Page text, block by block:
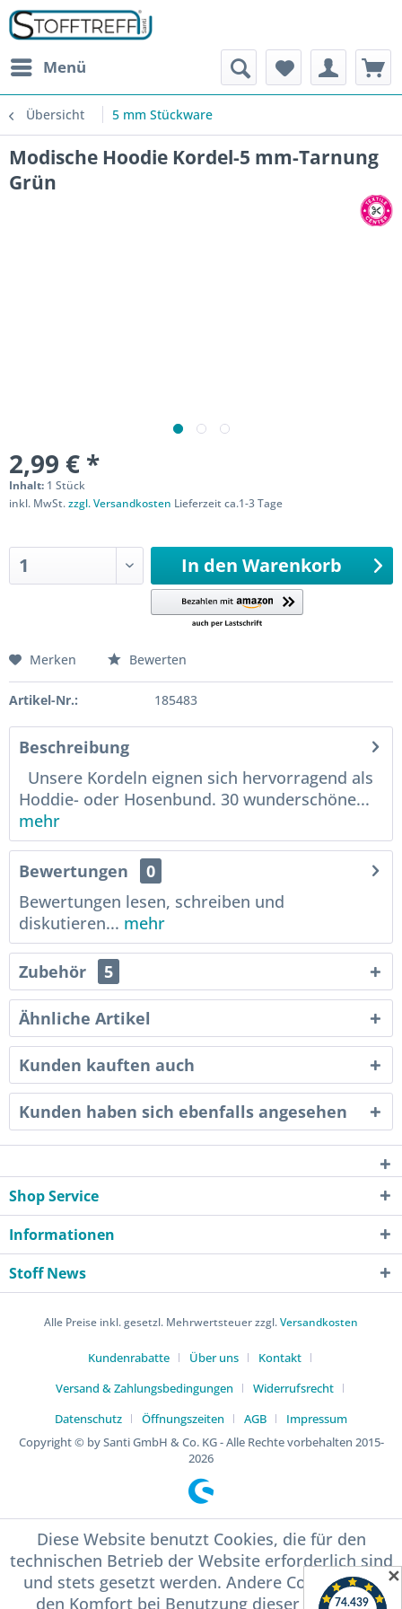
Menü
Übersicht 5 mm Stückware
Modische Hoodie Kordel-5 mm-Tarnung
Grün
2,99 € *
Inhalt: 1 Stück
inkl. MwSt.zzgl. Versandkosten Lieferzeit ca.1-3 Tage
In den Warenkorb
Merken Bewerten
Artikel-Nr.: 185483
Beschreibung
Unsere Kordeln eignen sich hervorragend als
Hoddie- oder Hosenbund. 30 wunderschöne...
mehr
Bewertungen
0
Bewertungen lesen, schreiben und
diskutieren... mehr
Zubehör 5
Ähnliche Artikel
Kunden kauften auch
Kunden haben sich ebenfalls angesehen
Shop Service
Informationen
Stoff News
Alle Preise inkl. gesetzl. Mehrwertsteuer zzgl.Versandkosten
Kundenrabatte Über uns
Kontakt
Versand & Zahlungsbedingungen
Widerrufsrecht
Datenschutz
Öffnungszeiten AGB
Impressum
Copyright © by Santi GmbH & Co. KG - Alle Rechte vorbehalten 2015-
2026
Diese Website benutzt Cookies, die für den
technischen Betrieb der Website erforderlich sind
und stets gesetzt werden. Andere Cookies, die
den Komfort bei Benutzung dieser Website
✕